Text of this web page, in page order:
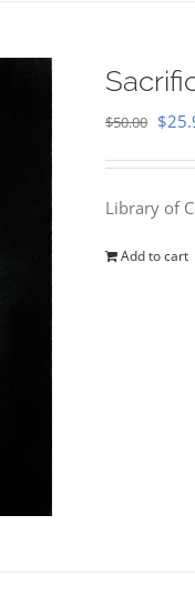
$50.00 $
Library of
Add to cart